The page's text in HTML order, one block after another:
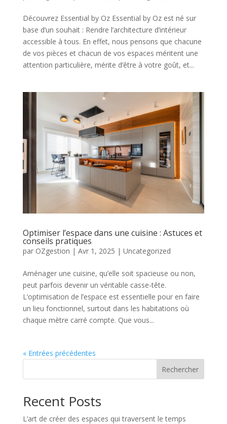
Découvrez Essential by Oz Essential by Oz est né sur
base d’un souhait : Rendre l’architecture d’intérieur
accessible à tous. En effet, nous pensons que chacune
de vos pièces et chacun de vos espaces méritent une
attention particulière, mérite d’être à votre goût, et...
Optimiser l’espace dans une cuisine : Astuces et
conseils pratiques
par OZgestion | Avr 1, 2025 | Uncategorized
Aménager une cuisine, qu’elle soit spacieuse ou non,
peut parfois devenir un véritable casse-tête.
L’optimisation de l’espace est essentielle pour en faire
un lieu fonctionnel, surtout dans les habitations où
chaque mètre carré compte. Que vous...
« Entrées précédentes
Rechercher
Recent Posts
L’art de créer des espaces qui traversent le temps